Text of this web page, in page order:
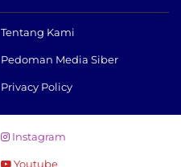
Tentang Kami
Pedoman Media Siber
Privacy Policy
Instagram
Youtube